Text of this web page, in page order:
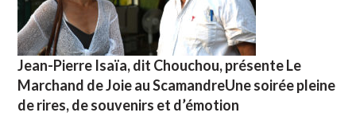
Jean-Pierre Isaïa, dit Chouchou, présente Le
Marchand de Joie au ScamandreUne soirée pleine
de rires, de souvenirs et d’émotion